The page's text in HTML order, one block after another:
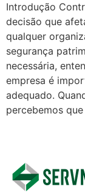
Introdução
decisão que
qualquer
segurança
necessária,
empresa é
adequado.
percebemos